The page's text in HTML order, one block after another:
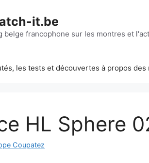
it.be
belge francophone sur les montres et
les tests et découvertes à propos des
HL Sphere
Coupatez